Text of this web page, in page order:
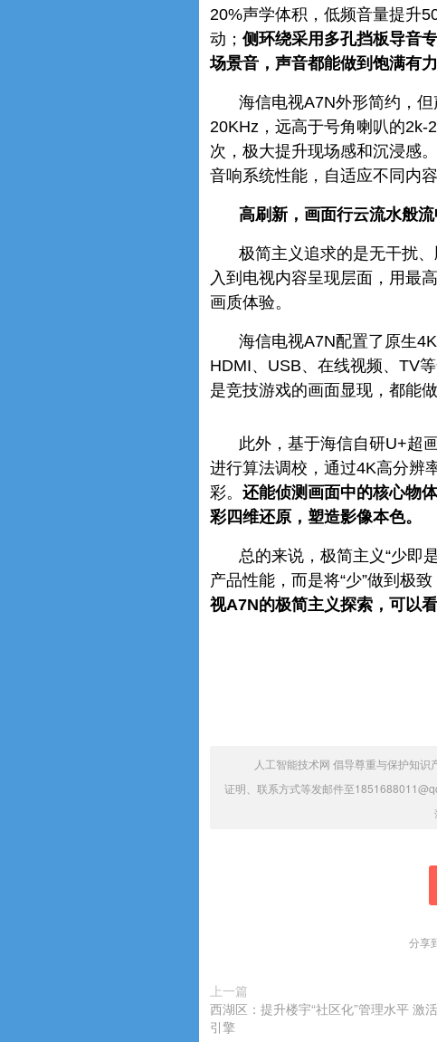
20%声学体积，低频音量提升
动； 侧环绕采用多孔挡板导音
场景音，声音都能做到饱满有力
海信电视A7N外形简约，
20KHz，远高于号角喇叭的2k-
次，极大提升现场感和沉浸感
音响系统性能，自适应不同内
高刷新，画面行云流水般
极简主义追求的是无干扰
入到电视内容呈现层面，用最
画质体验。
海信电视A7N配置了原生
HDMI、USB、在线视频、TV
是竞技游戏的画面显现，都能
此外，基于海信自研U+超
进行算法调校，通过4K高分辨
彩。 还能侦测画面中的核心物
彩四维还原，塑造影像本色。
总的来说，极简主义“少即
产品性能，而是将“少”做到极
视A7N的极简主义探索，可以
人工智能技术网 倡导尊重与保护知
证明、联系方式等发邮件至
分享
上一篇
西湖区：提升楼宇“社区化”管理水平 激
引擎